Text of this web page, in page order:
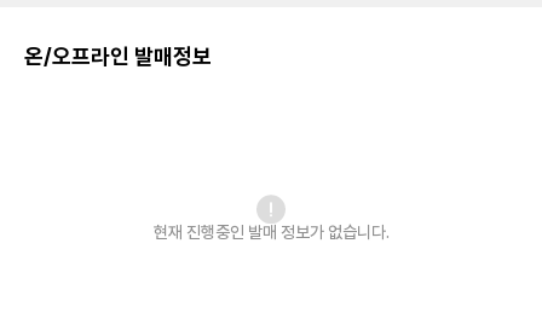
온/오프라인 발매정보
현재 진행중인 발매 정보가 없습니다.